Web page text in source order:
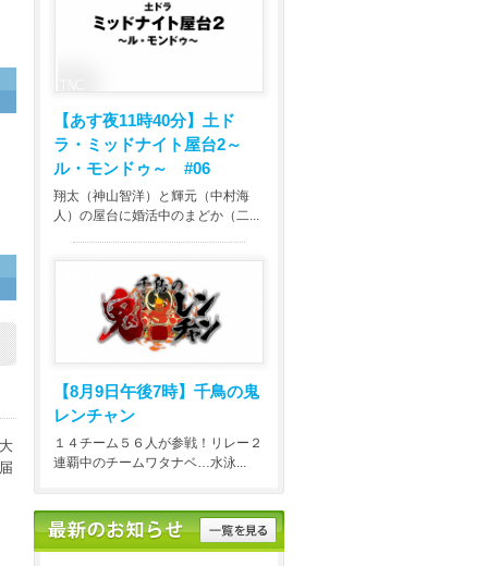
【あす夜11時40分】 土ド
ラ・ミッドナイト屋台2～
ル・モンドゥ～ #06
翔太（神山智洋）と輝元（中村海
人）の屋台に婚活中のまどか（二...
【8月9日午後7時】 千鳥の鬼
レンチャン
１４チーム５６人が参戦！リレー２
連覇中のチームワタナベ…水泳...